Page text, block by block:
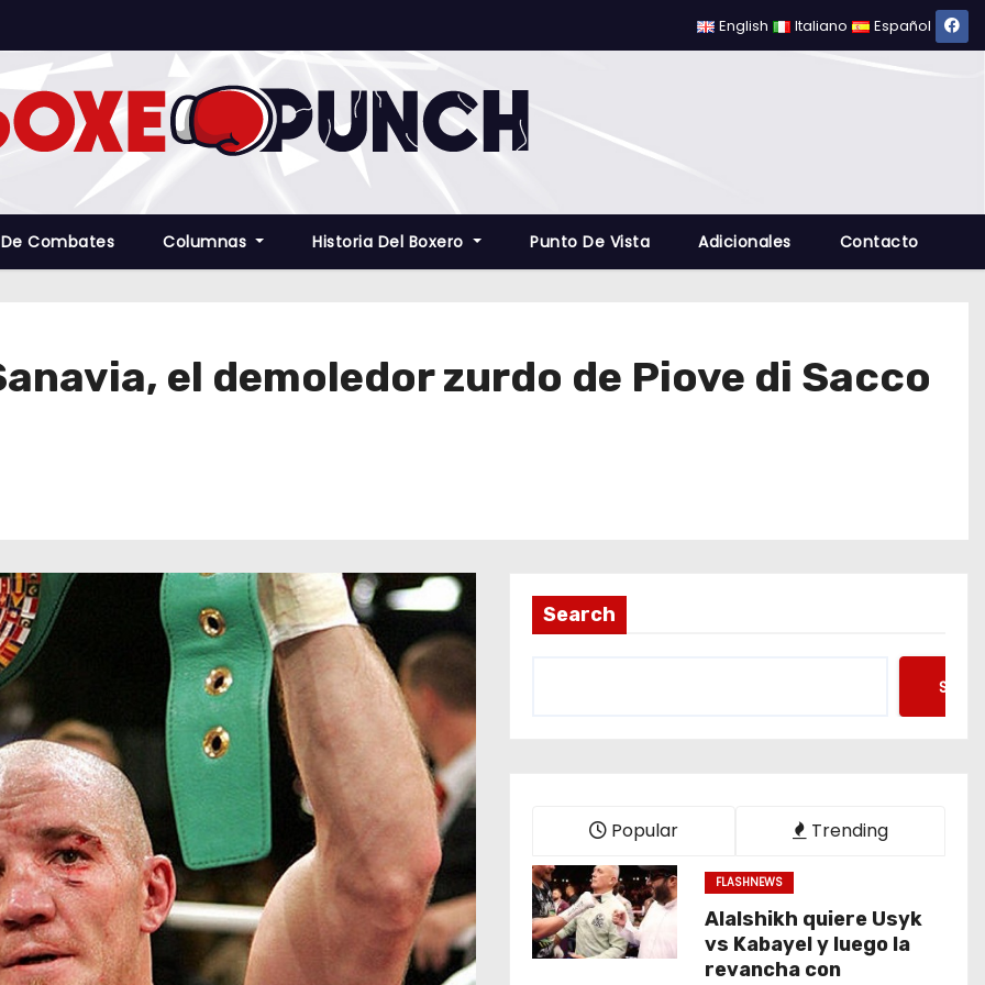
English Italiano Español
Combates Columnas Historia Del Boxero Punto De Vista Adicionales Contacto
el demoledor zurdo de Piove di Sacco
Search
Popular Trending
FLASHNEWS
Alalshikh quiere Usyk
vs Kabayel y luego la
revancha con